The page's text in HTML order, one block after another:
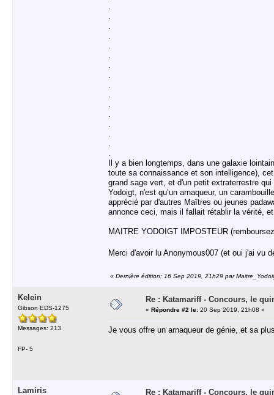
.
.
.
.
.
.
.
.
.
.
.
.
.
.
.
.
Il y a bien longtemps, dans une galaxie
toute sa connaissance et son intelligence),
grand sage vert, et d'un petit extraterrestre
Yodoigt, n'est qu’un arnaqueur, un
apprécié par d'autres Maîtres ou jeunes
annonce ceci, mais il fallait rétablir la vérité,
MAITRE YODOIGT IMPOSTEUR
Merci d'avoir lu Anonymous007 (et oui j'ai vu
« Dernière édition: 16 Sep 2019, 21h29 par
Kelein
Gibson EDS-1275
Messages: 213
FP- 5
Re : Katamariff - Concours, le
« Répondre #2 le: 20 Sep 2019, 21h08 »
Je vous offre un arnaqueur de génie, et sa
Lamiris Re : Katamariff - Concours, le